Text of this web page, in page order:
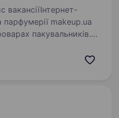
makeup.ua
пакувальників.